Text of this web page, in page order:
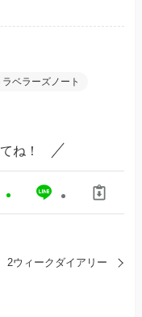
ラベラーズノート
ね！
2ウィークダイアリー